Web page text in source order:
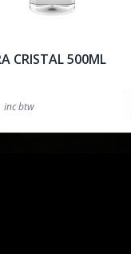
CRISTAL 500ML
inc btw